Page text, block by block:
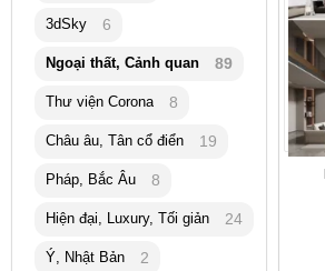
3dSky 6
Ngoại thất, Cảnh quan 89
Thư viện Corona 8
Châu âu, Tân cổ điển 19
Pháp, Bắc Âu 8
Hiện đại, Luxury, Tối giản 24
Ý, Nhật Bản 2